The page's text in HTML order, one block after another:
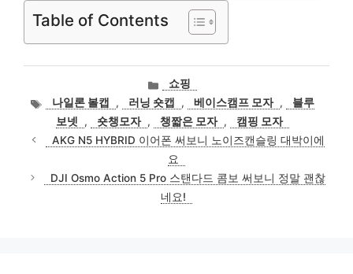
Table of Contents
카
테
고
리
쇼핑
태나일론 볼캡 , 러닝 숏캡 , 베이스캠프 모자 ,
블루
보넷
, 숏챙모자 , 챙짧은 모자 ,
캠핑 모자
AKG N5 HYBRID 이어폰 써보니 노이즈캔슬링 대박이에
요
DJI Osmo Action 5 Pro 스탠다드 콤보 써보니 정말 괜찮
네요!